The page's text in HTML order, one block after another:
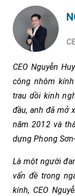
CEO Nguyễn
công nhôm
trau dồi kinh
đầu, anh đã mở
năm 2012 và
dựng Phong
Là một người
vấn đề trong
kính, CEO